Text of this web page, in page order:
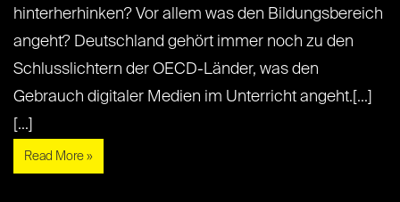
hinterherhinken? Vor allem was den Bildungsbereich
angeht? Deutschland gehört immer noch zu den
Schlusslichtern der OECD-Länder, was den
Gebrauch digitaler Medien im Unterricht angeht.[...]
[...]
Read More »